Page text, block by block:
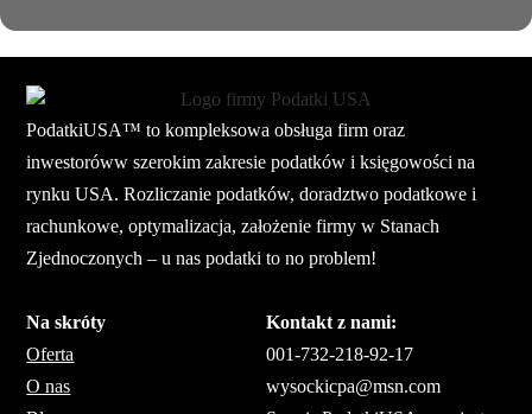
Na skróty
Oferta
O nas
Kontakt z nami:
001-732-218-92-17
wysockicpa@msn.com
PodatkiUSA™ to kompleksowa obsługa firm oraz
inwestoróww szerokim zakresie podatków i księgowości na
rynku USA. Rozliczanie podatków, doradztwo podatkowe i
rachunkowe, optymalizacja, założenie firmy w Stanach
Zjednoczonych – u nas podatki to no problem!